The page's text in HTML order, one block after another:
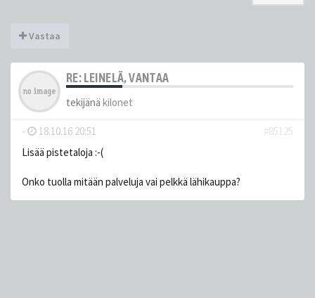
Vastaa
RE: LEINELÄ, VANTAA
tekijänä kilonet
- 18.10.16 20:51
#85125
Lisää pistetaloja :-(
Onko tuolla mitään palveluja vai pelkkä lähikauppa?